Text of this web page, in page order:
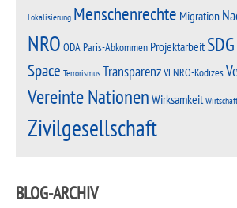
Lokalisierung Menschenrechte Migration
NRO ODAParis-Abkommen ProjektarbeitSDG
Space TerrorismusTransparenzVENRO-Kodizes
Vereinte Nationen Wirksamkeit Wirtschaft
Zivilgesellschaft
BLOG-ARCHIV